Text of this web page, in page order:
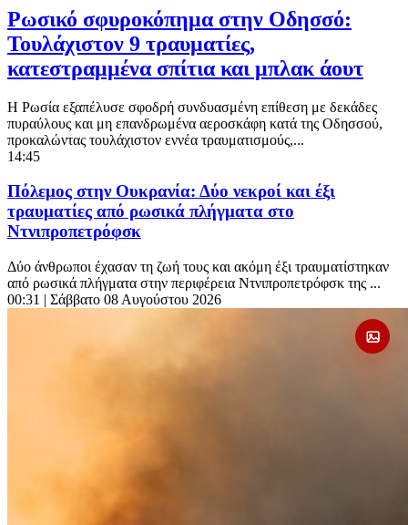
Ρωσικό σφυροκόπημα στην Οδησσό:
Τουλάχιστον 9 τραυματίες,
κατεστραμμένα σπίτια και μπλακ άουτ
Η Ρωσία εξαπέλυσε σφοδρή συνδυασμένη επίθεση με δεκάδες
πυραύλους και μη επανδρωμένα αεροσκάφη κατά της Οδησσού,
προκαλώντας τουλάχιστον εννέα τραυματισμούς,...
14:45
Πόλεμος στην Ουκρανία: Δύο νεκροί και έξι
τραυματίες από ρωσικά πλήγματα στο
Ντνιπροπετρόφσκ
Δύο άνθρωποι έχασαν τη ζωή τους και ακόμη έξι τραυματίστηκαν
από ρωσικά πλήγματα στην περιφέρεια Ντνιπροπετρόφσκ της ...
00:31 | Σάββατο 08 Αυγούστου 2026